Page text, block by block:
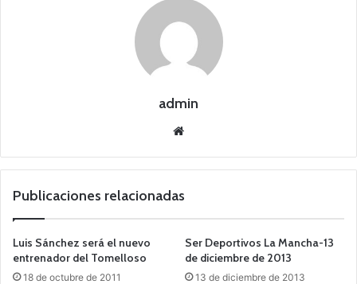
admin
we
Publicaciones relacionadas
Luis Sánchez será el nuevo
entrenador del Tomelloso
18 de octubre de 2011
Ser Deportivos La Mancha-13
de diciembre de 2013
13 de diciembre de 2013